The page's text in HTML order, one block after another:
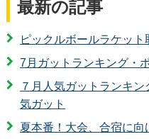
最新の記事
ピックルボールラケット
7月ガットランキング・
７月人気ガットランキ
気ガット
夏本番！大会、合宿に向